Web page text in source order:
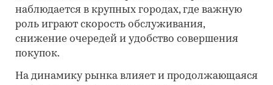
наблюдается в крупных городах, где важную
роль играют скорость обслуживания,
снижение очередей и удобство совершения
покупок.
На динамику рынка влияет и продолжающаяся